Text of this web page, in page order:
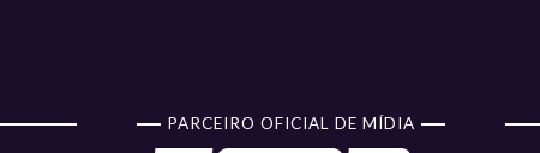
PARCEIRO OFICIAL DE MÍDIA